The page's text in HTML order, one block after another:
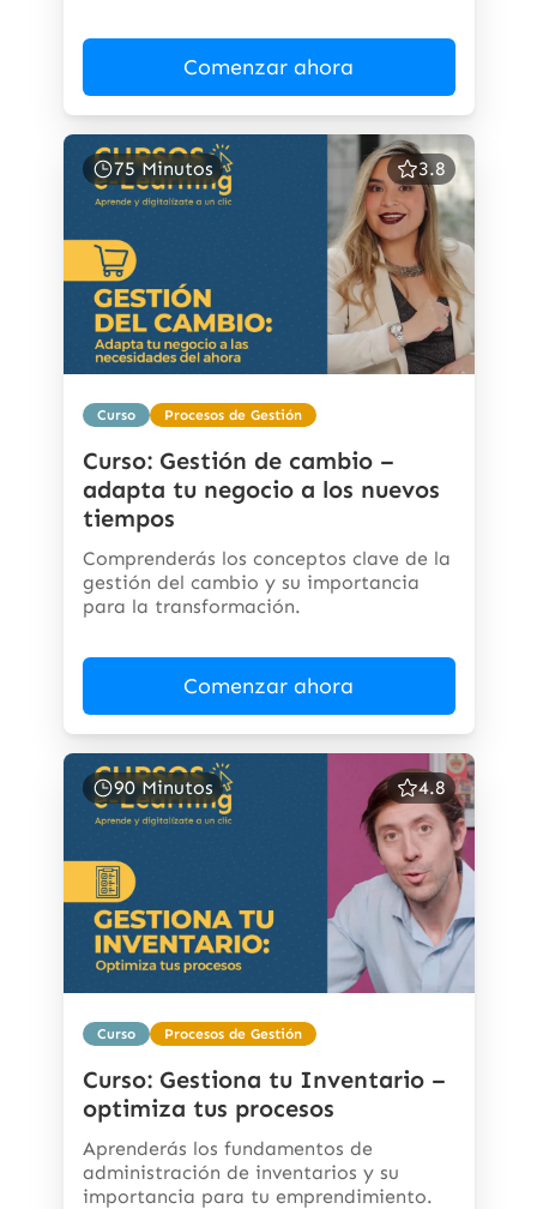
Comenzar ahora
75 Minutos 3.8
Curso Procesos de Gestión
Curso: Gestión de cambio –
adapta tu negocio a los nuevos
tiempos
Comprenderás los conceptos clave de la
gestión del cambio y su importancia
para la transformación.
Comenzar ahora
90 Minutos 4.8
Curso Procesos de Gestión
Curso: Gestiona tu Inventario –
optimiza tus procesos
Aprenderás los fundamentos de
administración de inventarios y su
importancia para tu emprendimiento.